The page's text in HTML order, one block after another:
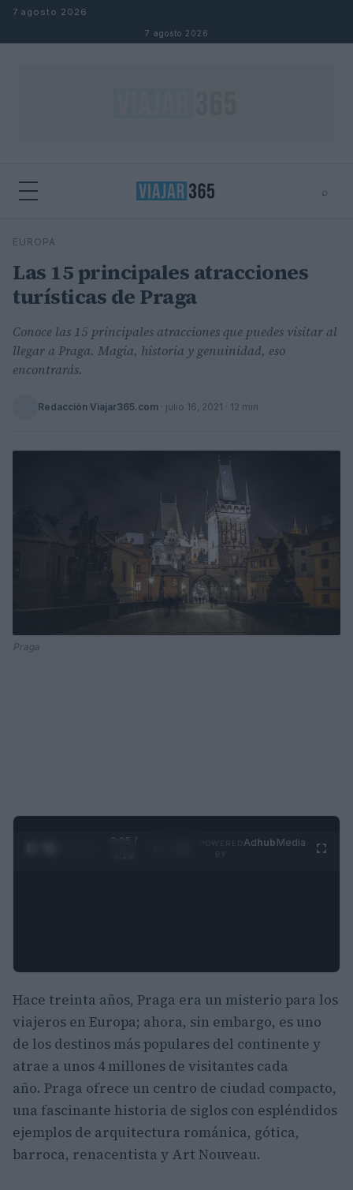
Saltar al contenido
7 agosto 2026
7 agosto 2026
⌕
Buscar
EUROPA
Las 15 principales atracciones
turísticas de Praga
Conoce las 15 principales atracciones que puedes visitar al
llegar a Praga. Magia, historia y genuinidad, eso
encontrarás.
Redacción Viajar365.com · julio 16, 2021 · 12 min
Praga
0:27 /
Adhub Media
Hace treinta años, Praga era un misterio para los
viajeros en Europa; ahora, sin embargo, es uno
de los destinos más populares del continente y
atrae a unos 4 millones de visitantes cada
año. Praga ofrece un centro de ciudad compacto,
una fascinante historia de siglos con espléndidos
ejemplos de arquitectura románica, gótica,
barroca, renacentista y Art Nouveau.